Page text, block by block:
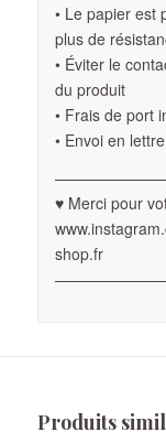
• Le papier est
plus de
• Éviter le
du produit
• Frais de port
• Envoi en
♥ Merci pour
shop.fr
Produits